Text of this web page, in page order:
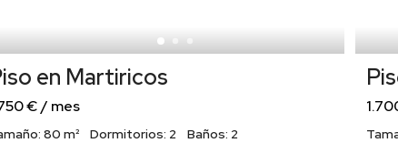
en Martiricos
€ / mes
80 m² Dormitorios: 2 Baños: 2